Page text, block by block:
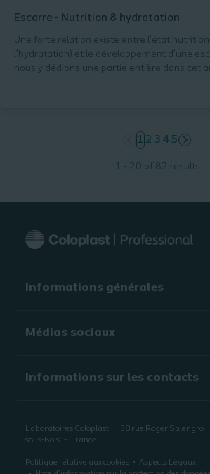
Escarre - Nutrition & hydratation
Une forte relation existe entre l’état
l’hydratation) et le développement d’une
nous y dédions une partie entière dans cet
page
1 page
2 page
3 page
4 page
5
1 - 20 of 82 results
Informations générales​
Médias sociaux
Informations sur les contacts
Laboratoires Coloplast 38 rue Roger Salengro
sous-Bois
France
Politique relative aux cookies
Aspects Légaux